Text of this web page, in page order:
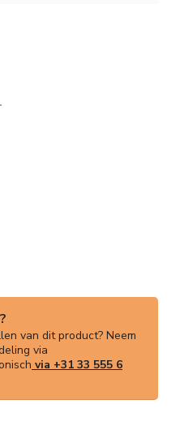
van dit product? Neem
via
via +31 33 555 6